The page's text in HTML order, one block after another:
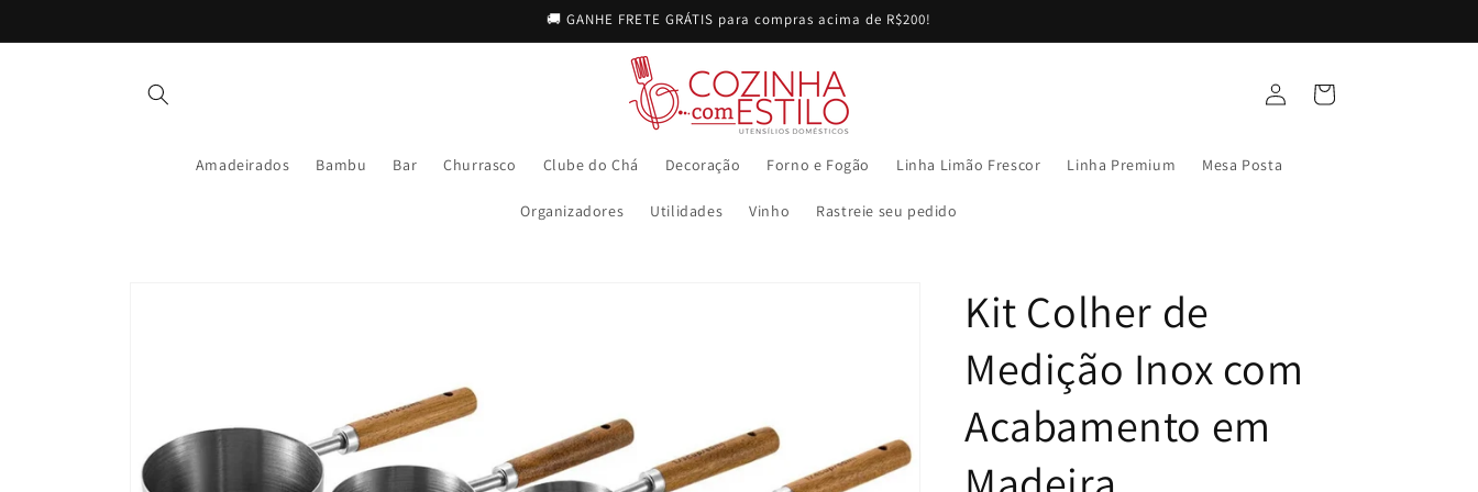
conteúdo
🚚 GANHE FRETE GRÁTIS para compras acima de R$200!
Amadeirados Bambu Bar Churrasco Clube do Chá Decoração Forno e Fogão Linha Limão Frescor Linha Premium Mesa Posta
Organizadores Utilidades Vinho Rastreie seu pedido
Fazer
login
Carrinho
Kit Colher de
Medição Inox com
Acabamento em